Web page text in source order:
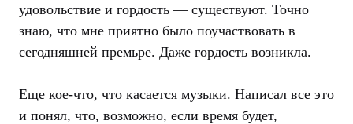
удовольствие и гордость — существуют. Точно
знаю, что мне приятно было поучаствовать в
сегодняшней премьре. Даже гордость возникла.
Еще кое-что, что касается музыки. Написал все это
и понял, что, возможно, если время будет,